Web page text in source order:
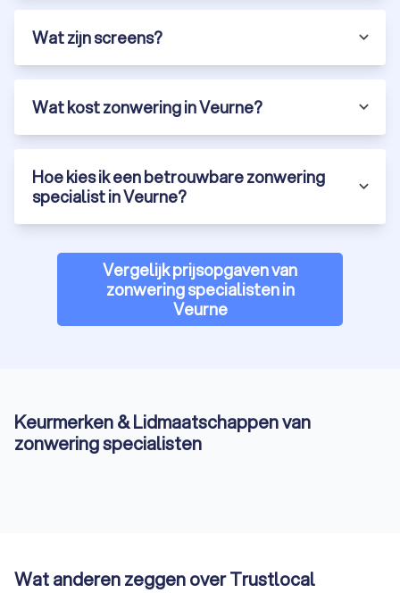
Wat zijn screens?
Wat kost zonwering in Veurne?
Hoe kies ik een betrouwbare zonwering
specialist in Veurne?
Vergelijk prijsopgaven van
zonwering specialisten in
Veurne
Keurmerken & Lidmaatschappen van
zonwering specialisten
Wat anderen zeggen over Trustlocal